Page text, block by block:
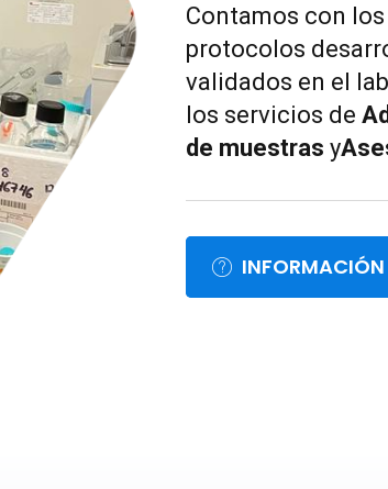
Contamos con
protocolos
validados en el
los servicios de
de muestras y